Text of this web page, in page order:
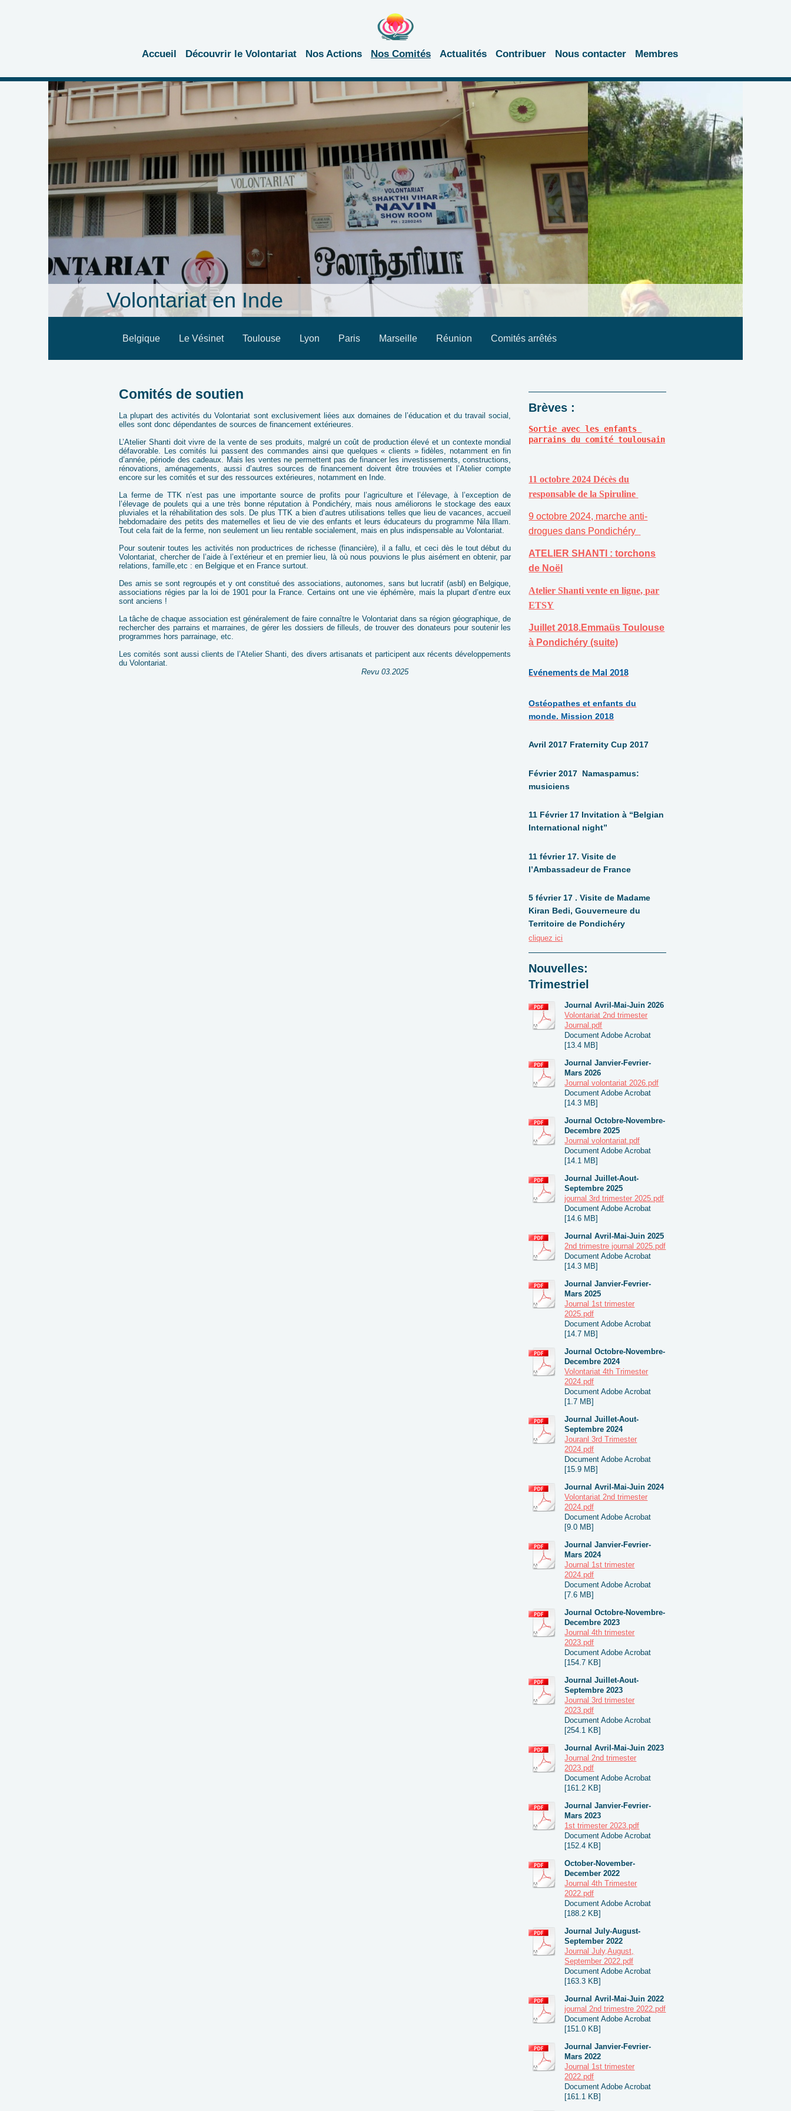
Accueil Découvrir le Volontariat Nos Actions Nos Comités Actualités Contribuer Nous contacter Membres
Volontariat en Inde
Belgique Le Vésinet Toulouse Lyon Paris Marseille Réunion Comités arrêtés
Comités de soutien
La plupart des activités du Volontariat sont exclusivement liées aux domaines de l’éducation et du travail social,
elles sont donc dépendantes de sources de financement extérieures.
L’Atelier Shanti doit vivre de la vente de ses produits, malgré un coût de production élevé et un contexte mondial
défavorable. Les comités lui passent des commandes ainsi que quelques « clients » fidèles, notamment en fin
d’année, période des cadeaux. Mais les ventes ne permettent pas de financer les investissements, constructions,
rénovations, aménagements, aussi d’autres sources de financement doivent être trouvées et l’Atelier compte
encore sur les comités et sur des ressources extérieures, notamment en Inde.
La ferme de TTK n’est pas une importante source de profits pour l’agriculture et l’élevage, à l’exception de
l’élevage de poulets qui a une très bonne réputation à Pondichéry, mais nous améliorons le stockage des eaux
pluviales et la réhabilitation des sols. De plus TTK a bien d’autres utilisations telles que lieu de vacances, accueil
hebdomadaire des petits des maternelles et lieu de vie des enfants et leurs éducateurs du programme Nila Illam.
Tout cela fait de la ferme, non seulement un lieu rentable socialement, mais en plus indispensable au Volontariat.
Pour soutenir toutes les activités non productrices de richesse (financière), il a fallu, et ceci dès le tout début du
Volontariat, chercher de l’aide à l’extérieur et en premier lieu, là où nous pouvions le plus aisément en obtenir, par
relations, famille,etc : en Belgique et en France surtout.
Des amis se sont regroupés et y ont constitué des associations, autonomes, sans but lucratif (asbl) en Belgique,
associations régies par la loi de 1901 pour la France. Certains ont une vie éphémère, mais la plupart d’entre eux
sont anciens !
La tâche de chaque association est généralement de faire connaître le Volontariat dans sa région géographique, de
rechercher des parrains et marraines, de gérer les dossiers de filleuls, de trouver des donateurs pour soutenir les
programmes hors parrainage, etc.
Les comités sont aussi clients de l’Atelier Shanti, des divers artisanats et participent aux récents développements
du Volontariat.
Revu 03.2025
Brèves :
Sortie avec les enfants
parrains du comité toulousain
11 octobre 2024 Décès du
responsable de la Spiruline
9 octobre 2024, marche anti-
drogues dans Pondichéry
ATELIER SHANTI : torchons
de Noël
Atelier Shanti vente en ligne, par
ETSY
Juillet 2018.Emmaüs Toulouse
à Pondichéry (suite)
Evénements de Mai 2018
Ostéopathes et enfants du
monde. Mission 2018
Avril 2017 Fraternity Cup 2017
Février 2017 Namaspamus:
musiciens
11 Février 17 Invitation à “Belgian
International night”
11 février 17. Visite de
l’Ambassadeur de France
5 février 17 . Visite de Madame
Kiran Bedi, Gouverneure du
Territoire de Pondichéry
cliquez ici
Nouvelles:
Trimestriel
Journal Avril-Mai-Juin 2026
Volontariat 2nd trimester
Journal.pdf
Document Adobe Acrobat
[13.4 MB]
Journal Janvier-Fevrier-
Mars 2026
Journal volontariat 2026.pdf
Document Adobe Acrobat
[14.3 MB]
Journal Octobre-Novembre-
Decembre 2025
Journal volontariat.pdf
Document Adobe Acrobat
[14.1 MB]
Journal Juillet-Aout-
Septembre 2025
journal 3rd trimester 2025.pdf
Document Adobe Acrobat
[14.6 MB]
Journal Avril-Mai-Juin 2025
2nd trimestre journal 2025.pdf
Document Adobe Acrobat
[14.3 MB]
Journal Janvier-Fevrier-
Mars 2025
Journal 1st trimester
2025.pdf
Document Adobe Acrobat
[14.7 MB]
Journal Octobre-Novembre-
Decembre 2024
Volontariat 4th Trimester
2024.pdf
Document Adobe Acrobat
[1.7 MB]
Journal Juillet-Aout-
Septembre 2024
Jouranl 3rd Trimester
2024.pdf
Document Adobe Acrobat
[15.9 MB]
Journal Avril-Mai-Juin 2024
Volontariat 2nd trimester
2024.pdf
Document Adobe Acrobat
[9.0 MB]
Journal Janvier-Fevrier-
Mars 2024
Journal 1st trimester
2024.pdf
Document Adobe Acrobat
[7.6 MB]
Journal Octobre-Novembre-
Decembre 2023
Journal 4th trimester
2023.pdf
Document Adobe Acrobat
[154.7 KB]
Journal Juillet-Aout-
Septembre 2023
Journal 3rd trimester
2023.pdf
Document Adobe Acrobat
[254.1 KB]
Journal Avril-Mai-Juin 2023
Journal 2nd trimester
2023.pdf
Document Adobe Acrobat
[161.2 KB]
Journal Janvier-Fevrier-
Mars 2023
1st trimester 2023.pdf
Document Adobe Acrobat
[152.4 KB]
October-November-
December 2022
Journal 4th Trimester
2022.pdf
Document Adobe Acrobat
[188.2 KB]
Journal July-August-
September 2022
Journal July,August,
September 2022.pdf
Document Adobe Acrobat
[163.3 KB]
Journal Avril-Mai-Juin 2022
journal 2nd trimestre 2022.pdf
Document Adobe Acrobat
[151.0 KB]
Journal Janvier-Fevrier-
Mars 2022
Journal 1st trimester
2022.pdf
Document Adobe Acrobat
[161.1 KB]